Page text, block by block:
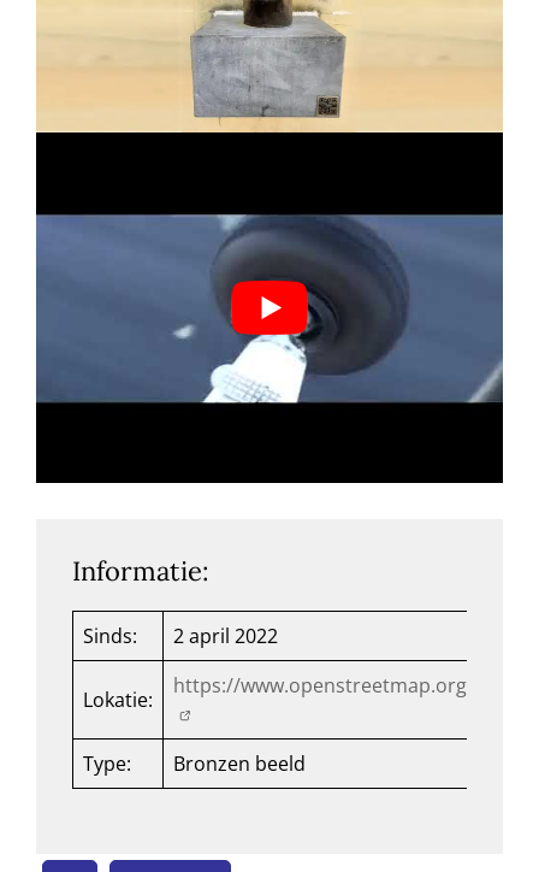
Informatie:
Sinds: 2 april 2022
Lokatie:
https://www.openstreetmap.org/way/
Type: Bronzen beeld